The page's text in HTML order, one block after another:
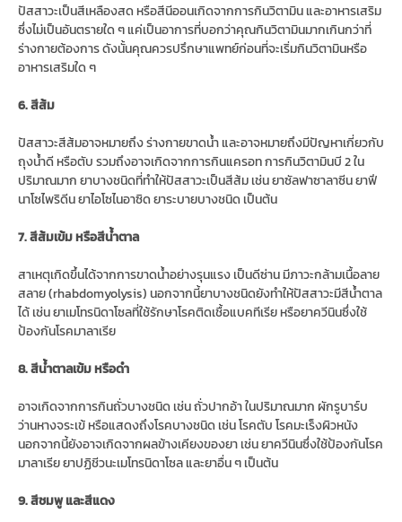
ปัสสาวะเป็นสีเหลืองสด หรือสีนีออนเกิดจากการกินวิตามิน และอาหารเสริม
ซึ่งไม่เป็นอันตรายใด ๆ แค่เป็นอาการที่บอกว่าคุณกินวิตามินมากเกินกว่าที่
ร่างกายต้องการ ดังนั้นคุณควรปรึกษาแพทย์ก่อนที่จะเริ่มกินวิตามินหรือ
อาหารเสริมใด ๆ
6. สีส้ม
ปัสสาวะสีส้มอาจหมายถึง ร่างกายขาดน้ำ และอาจหมายถึงมีปัญหาเกี่ยวกับ
ถุงน้ำดี หรือตับ รวมถึงอาจเกิดจากการกินแครอท การกินวิตามินบี 2 ใน
ปริมาณมาก ยาบางชนิดที่ทำให้ปัสสาวะเป็นสีส้ม เช่น ยาซัลฟาซาลาซีน ยาฟี
นาโซไพริดีน ยาไอโซไนอาซิด ยาระบายบางชนิด เป็นต้น
7. สีส้มเข้ม หรือสีน้ำตาล
สาเหตุเกิดขึ้นได้จากการขาดน้ำอย่างรุนแรง เป็นดีซ่าน มีภาวะกล้ามเนื้อลาย
สลาย (rhabdomyolysis) นอกจากนี้ยาบางชนิดยังทำให้ปัสสาวะมีสีน้ำตาล
ได้ เช่น ยาเมโทรนิดาโซลที่ใช้รักษาโรคติดเชื้อแบคทีเรีย หรือยาควีนินซึ่งใช้
ป้องกันโรคมาลาเรีย
8. สีน้ำตาลเข้ม หรือดำ
อาจเกิดจากการกินถั่วบางชนิด เช่น ถั่วปากอ้า ในปริมาณมาก ผักรูบาร์บ
ว่านหางจระเข้ หรือแสดงถึงโรคบางชนิด เช่น โรคตับ โรคมะเร็งผิวหนัง
นอกจากนี้ยังอาจเกิดจากผลข้างเคียงของยา เช่น ยาควีนินซึ่งใช้ป้องกันโรค
มาลาเรีย ยาปฏิชีวนะเมโทรนิดาโซล และยาอื่น ๆ เป็นต้น
9. สีชมพู และสีแดง